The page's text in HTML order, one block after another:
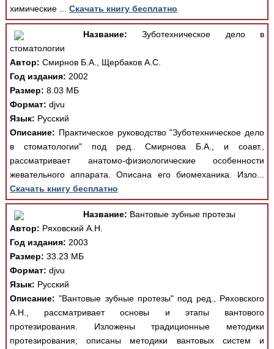
химические ... Скачать книгу бесплатно
Название: Зуботехническое дело в
стоматологии
Автор: Смирнов Б.А., Щербаков А.С.
Год издания: 2002
Размер: 8.03 МБ
Формат: djvu
Язык: Русский
Описание: Практическое руководство "Зуботехническое дело
в стоматологии" под ред.. Смирнова Б.А., и соавт.,
рассматривает анатомо-физиологические особенности
жевательного аппарата. Описана его биомеханика. Изло...
Скачать книгу бесплатно
Название: Вантовые зубные протезы
Автор: Ряховский А.Н.
Год издания: 2003
Размер: 33.23 МБ
Формат: djvu
Язык: Русский
Описание: "Вантовые зубные протезы" под ред., Ряховского
А.Н., рассматривает основы и этапы вантового
протезирования. Изложены традиционные методики
протезирования; описаны методики вантовых систем и